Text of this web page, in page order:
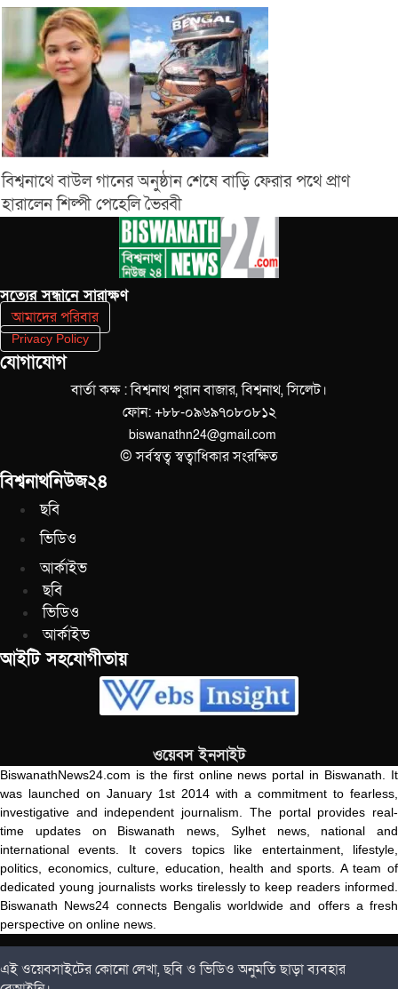
বিশ্বনাথে বাউল গানের অনুষ্ঠান শেষে বাড়ি ফেরার পথে প্রাণ
হারালেন শিল্পী পেহেলি ভৈরবী
সত‌্যের সন্ধানে সারাক্ষণ
আমাদের পরিবার
Privacy Policy
যোগাযোগ
বার্তা কক্ষ : বিশ্বনাথ পুরান বাজার, বিশ্বনাথ, সিলেট।
ফোন: +৮৮-০৯৬৯৭০৮০৮১২
biswanathn24@gmail.com
© সর্বস্বত্ব স্বত্বাধিকার সংরক্ষিত
বিশ্বনাথনিউজ২৪
ছবি
ভিডিও
আর্কাইভ
ছবি
ভিডিও
আর্কাইভ
আইটি সহযোগীতায়
ওয়েবস ইনসাইট
BiswanathNews24.com is the first online news portal in Biswanath. It
was launched on January 1st 2014 with a commitment to fearless,
investigative and independent journalism. The portal provides real-
time updates on Biswanath news, Sylhet news, national and
international events. It covers topics like entertainment, lifestyle,
politics, economics, culture, education, health and sports. A team of
dedicated young journalists works tirelessly to keep readers informed.
Biswanath News24 connects Bengalis worldwide and offers a fresh
perspective on online news.
এই ওয়েবসাইটের কোনো লেখা, ছবি ও ভিডিও অনুমতি ছাড়া ব্যবহার